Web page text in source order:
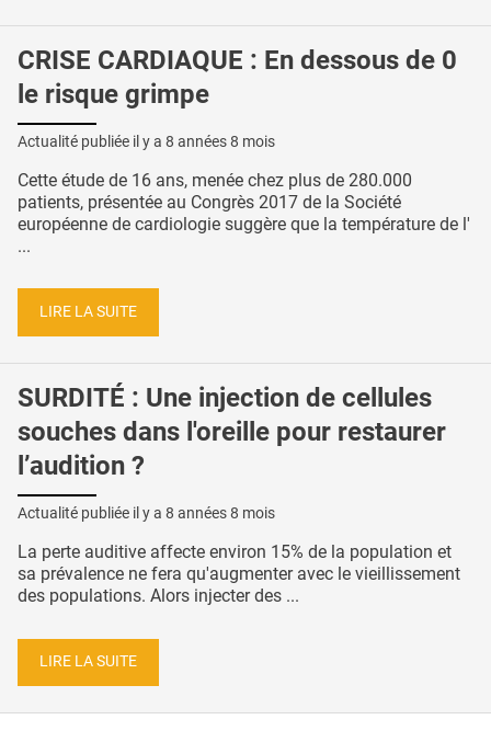
CRISE CARDIAQUE : En dessous de 0
le risque grimpe
Actualité publiée il y a 8 années 8 mois
Cette étude de 16 ans, menée chez plus de 280.000
patients, présentée au Congrès 2017 de la Société
européenne de cardiologie suggère que la température de l'
...
LIRE LA SUITE
SURDITÉ : Une injection de cellules
souches dans l'oreille pour restaurer
l’audition ?
Actualité publiée il y a 8 années 8 mois
La perte auditive affecte environ 15% de la population et
sa prévalence ne fera qu'augmenter avec le vieillissement
des populations. Alors injecter des ...
LIRE LA SUITE